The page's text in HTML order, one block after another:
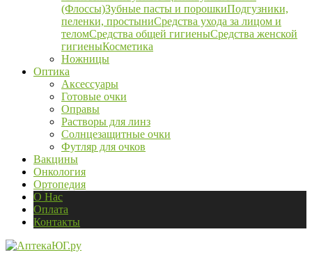
(Флоссы)Зубные пасты и порошкиПодгузники,
пеленки, простыниСредства ухода за лицом и
теломСредства общей гигиеныСредства женской
гигиеныКосметика
Ножницы
Оптика
Аксессуары
Готовые очки
Оправы
Растворы для линз
Солнцезащитные очки
Футляр для очков
Вакцины
Онкология
Ортопедия
О Нас
Оплата
Контакты